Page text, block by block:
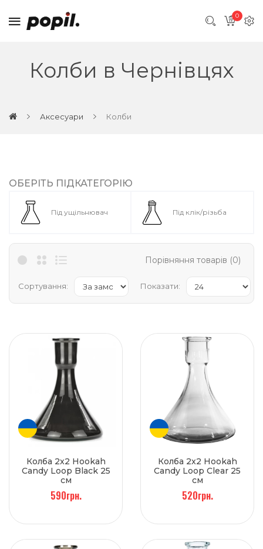
0
Колби в Чернівцях
Аксесуари Колби
ОБЕРІТЬ ПІДКАТЕГОРІЮ
Під ущільнювач Під клік/різьба
Порівняння товарів (0)
Сортування: Показати:
Колба 2x2 Hookah
Candy Loop Black 25
см
590грн.
Колба 2x2 Hookah
Candy Loop Clear 25
см
520грн.